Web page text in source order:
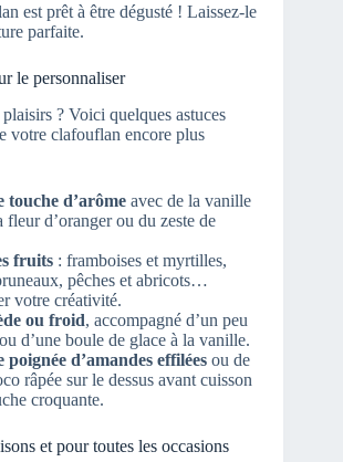
est prêt à être dégusté ! Laissez-le
parfaite.
le personnaliser
? Voici quelques astuces
votre clafouflan encore plus
touche d’arôme avec de la vanille
d’oranger ou du zeste de
fruits : framboises et myrtilles,
pêches et abricots…
votre créativité.
ou froid, accompagné d’un peu
d’une boule de glace à la vanille.
d’amandes effilées ou de
râpée sur le dessus avant cuisson
croquante.
et pour toutes les occasions